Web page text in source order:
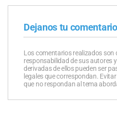
Dejanos tu comentario
Los comentarios realizados son
responsabilidad de sus autores
derivadas de ellos pueden ser
legales que correspondan.
que no respondan al tema